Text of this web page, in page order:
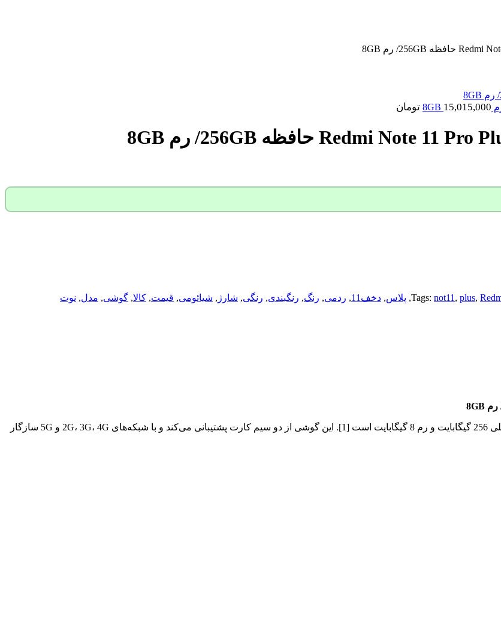
15,015,000 تومان
Tags: not11 , plus,
, پلاس, دخف11 , ردمی, رنگ, رنگبندی, رنگی, شارژ , شیائومی, قیمت, کالا, گوشی, مدل, نوت
گوشی موبایل شیائومی مدل Redmi Note 11 Pro Plus Global دارای حافظه داخلی 256 گیگابایت و رم 8 گیگابایت است [1]. این گوشی از دو سیم کارت پشتیبانی می‌کند و با شبکه‌های 2G، 3G، 4G و 5G سازگار